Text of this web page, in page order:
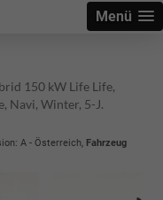
Menü
150 kW Life Life,
Navi, Winter, 5-J.
A - Österreich, Fahrzeug